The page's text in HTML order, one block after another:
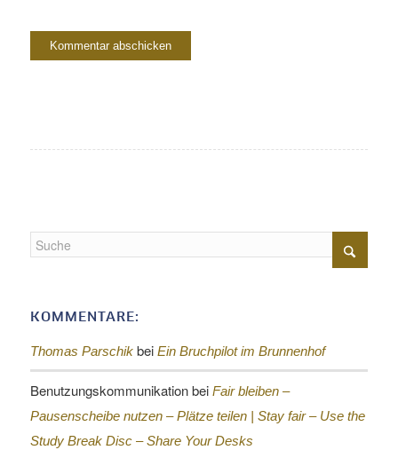
KOMMENTARE:
Thomas Parschikbei Ein Bruchpilot im Brunnenhof
Benutzungskommunikationbei Fair bleiben –
Pausenscheibe nutzen – Plätze teilen | Stay fair – Use the
Study Break Disc – Share Your Desks